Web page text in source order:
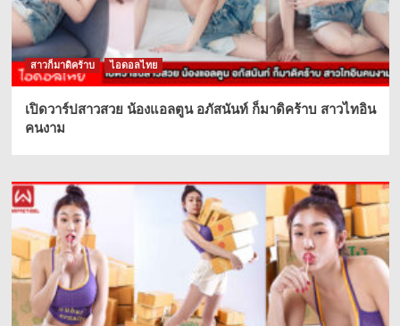
สาวก็มาดิคร้าบ ไอดอลไทย
เปิดวาร์ปสาวสวย น้องแอลตูน อภัสนันท์ ก็มาดิคร้าบ สาวไทอิน
คนงาม